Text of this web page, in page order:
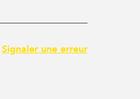
Signaler une erreur